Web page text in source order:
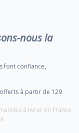
nous la
font confiance,
à partir de 129
à livrer en France